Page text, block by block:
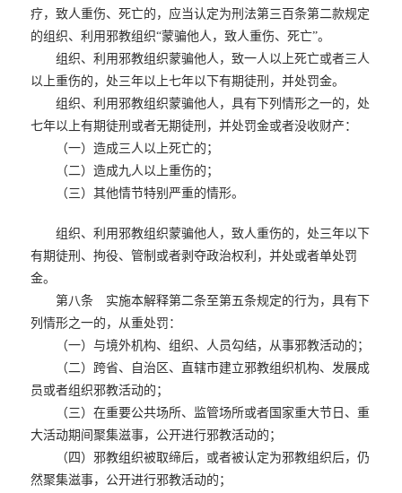
疗，致人重伤、死亡的，应当认定为刑法第三百条第二款规定
的组织、利用邪教组织“蒙骗他人，致人重伤、死亡”。
组织、利用邪教组织蒙骗他人，致一人以上死亡或者三人
以上重伤的，处三年以上七年以下有期徒刑，并处罚金。
组织、利用邪教组织蒙骗他人，具有下列情形之一的，处
七年以上有期徒刑或者无期徒刑，并处罚金或者没收财产：
（一）造成三人以上死亡的；
（二）造成九人以上重伤的；
（三）其他情节特别严重的情形。
组织、利用邪教组织蒙骗他人，致人重伤的，处三年以下
有期徒刑、拘役、管制或者剥夺政治权利，并处或者单处罚
金。
第八条 实施本解释第二条至第五条规定的行为，具有下
列情形之一的，从重处罚：
（一）与境外机构、组织、人员勾结，从事邪教活动的；
（二）跨省、自治区、直辖市建立邪教组织机构、发展成
员或者组织邪教活动的；
（三）在重要公共场所、监管场所或者国家重大节日、重
大活动期间聚集滋事，公开进行邪教活动的；
（四）邪教组织被取缔后，或者被认定为邪教组织后，仍
然聚集滋事，公开进行邪教活动的；